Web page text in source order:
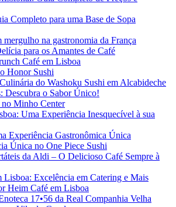
Completo para uma Base de Sopa
na gastronomia da França
para os Amantes de Café
Café em Lisboa
Honor Sushi
do Washoku Sushi em Alcabideche
Descubra o Sabor Único!
Minho Center
Uma Experiência Inesquecível à sua
Experiência Gastronômica Única
Única no One Piece Sushi
da Aldi – O Delicioso Café Sempre à
Lisboa: Excelência em Catering e Mais
Heim Café em Lisboa
17•56 da Real Companhia Velha